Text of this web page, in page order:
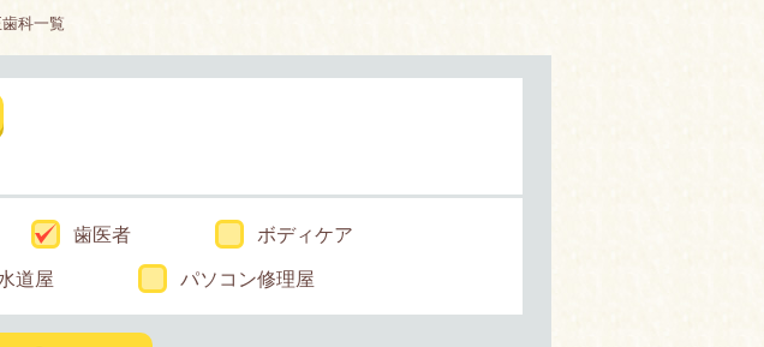
科一覧
歯医者 ボディケア
道屋 パソコン修理屋